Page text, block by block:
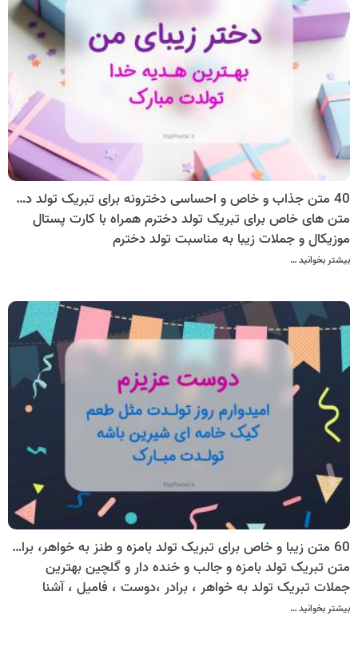
40 متن جذاب و خاص و احساسی دخترونه برای تبریک تولد دخترم
متن های خاص برای تبریک تولد دخترم همراه با کارت پستال
موزیکال و جملات زیبا به مناسبت تولد دخترم
بیشتر بخوانید …
60 متن زیبا و خاص برای تبریک تولد بامزه و طنز به خواهر، برادر، دوست، فامیل، آشنا به صورت کارت پستال موزیکال
متن تبریک تولد بامزه و جالب و خنده دار و گلچین بهترین
جملات تبریک تولد به خواهر ، برادر ،دوست ، فامیل ، آشنا
بیشتر بخوانید …